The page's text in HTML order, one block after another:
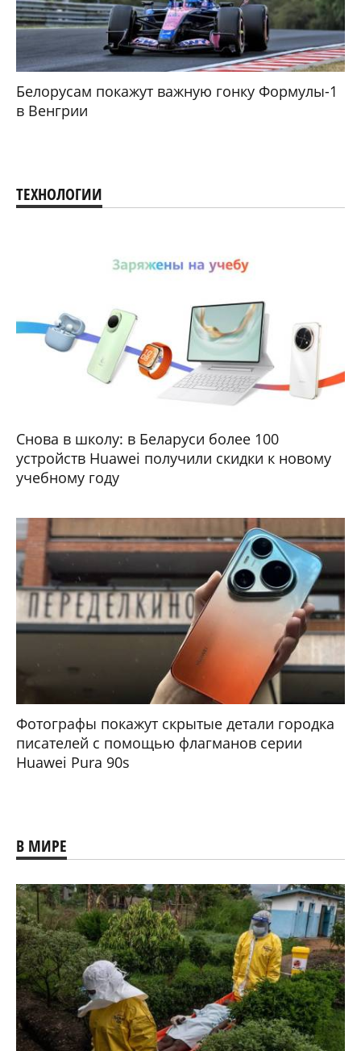
Белорусам покажут важную гонку Формулы-1
в Венгрии
ТЕХНОЛОГИИ
Снова в школу: в Беларуси более 100
устройств Huawei получили скидки к новому
учебному году
Фотографы покажут скрытые детали городка
писателей с помощью флагманов серии
Huawei Pura 90s
В МИРЕ